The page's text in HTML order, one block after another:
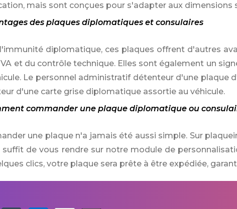
mais sont conçues pour s'adapter aux dimensions
des plaques diplomatiques et consulaires
diplomatique, ces plaques offrent d'autres
et du contrôle technique. Elles sont également un
Le personnel administratif détenteur d'une
d'une carte grise diplomatique assortie au véhicule.
commander une plaque diplomatique ou
une plaque n'a jamais été aussi simple. Sur
suffit de vous rendre sur notre module de
clics, votre plaque sera prête à être expédiée,